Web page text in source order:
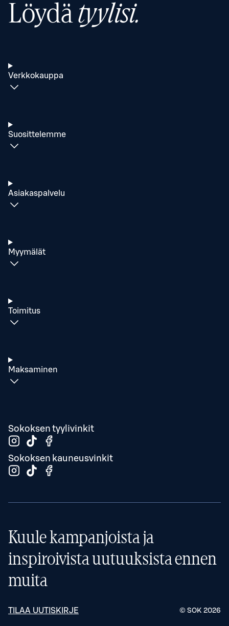
Löydätyylisi.
Verkkokauppa
Suosittelemme
Asiakaspalvelu
Myymälät
Toimitus
Maksaminen
Sokoksen tyylivinkit
Sokoksen kauneusvinkit
Kuule kampanjoista ja
inspiroivista uutuuksista ennen
muita
TILAA UUTISKIRJE © SOK 2026